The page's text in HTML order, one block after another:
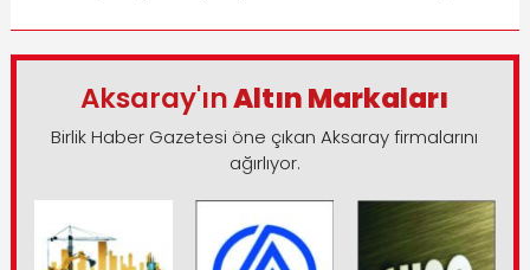
Aksaray'ınAltın Markaları
Birlik Haber Gazetesi öne çıkan Aksaray firmalarını
ağırlıyor.